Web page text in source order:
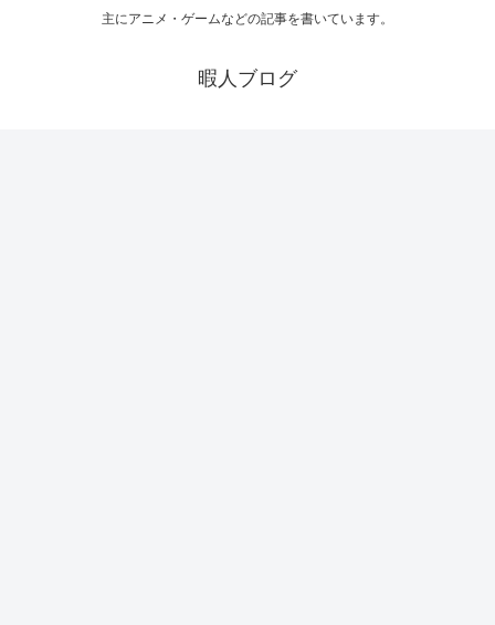
主にアニメ・ゲームなどの記事を書いています。
暇人ブログ